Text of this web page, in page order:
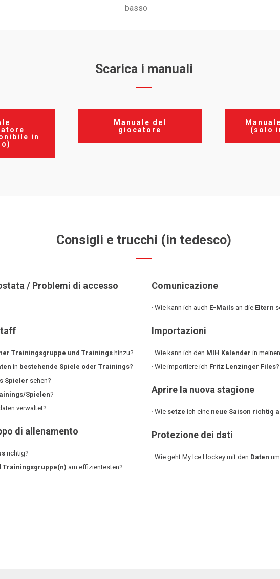
basso
Scarica i manuali
in
Manuale del
giocatore
(solo
Consigli e trucchi (in tedesco)
/ Problemi di accesso
Trainingsgruppe und Trainings hinzu?
in bestehende Spiele oder Trainings?
Spieler sehen?
Spielen?
verwaltet?
di allenamento
richtig?
Trainingsgruppe(n) am effizientesten?
Comunicazione
· Wie kann ich auch E-Mails an die Eltern
Importazioni
· Wie kann ich den MIH Kalender in meinen
· Wie importiere ich Fritz Lenzinger Files?
Aprire la nuova stagione
· Wie setze ich eine neue Saison richtig
Protezione dei dati
· Wie geht My Ice Hockey mit den Daten